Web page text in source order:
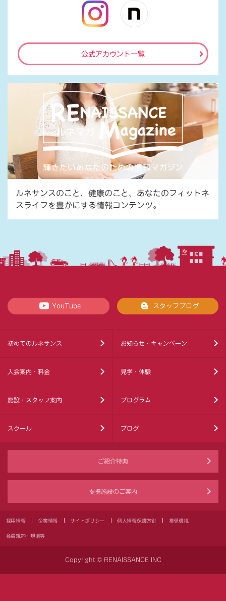
公式アカウント一覧
ルネサンスのこと、健康のこと、あなたのフィットネ
スライフを豊かにする情報コンテンツ。
YouTube スタッフブログ
初めてのルネサンス お知らせ・キャンペーン
入会案内・料金 見学・体験
施設・スタッフ案内 プログラム
スクール ブログ
ご紹介特典
提携施設のご案内
採用情報 企業情報 サイトポリシー 個人情報保護方針 推奨環境
会員規約・規則等
Copyright © RENAISSANCE INC